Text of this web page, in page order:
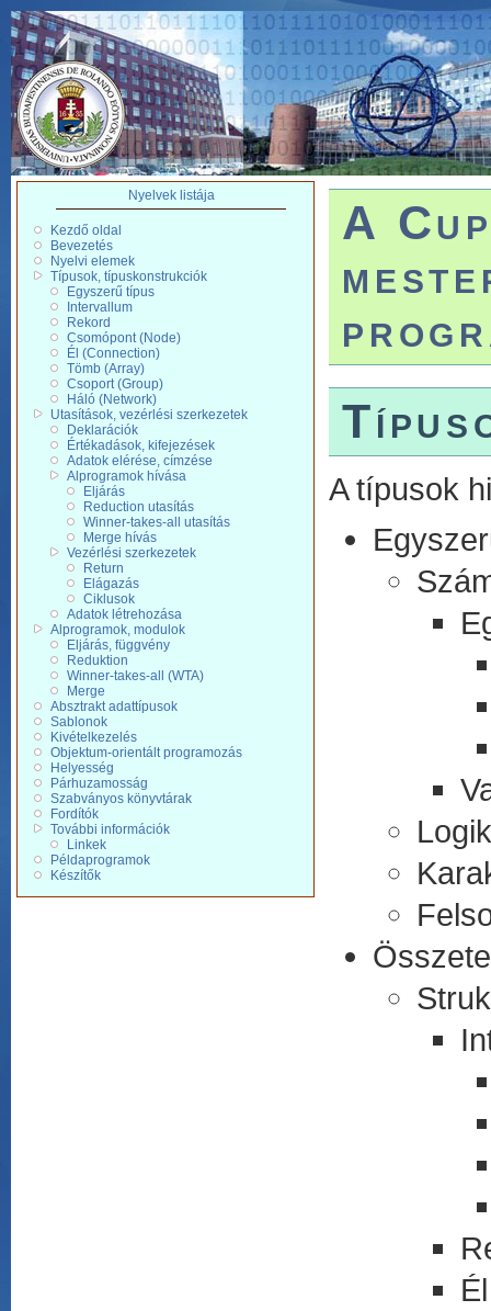
Nyelvek listája
Kezdő oldal
Bevezetés
Nyelvi elemek
Típusok, típuskonstrukciók
Egyszerű típus
Intervallum
Rekord
Csomópont (Node)
Él (Connection)
Tömb (Array)
Csoport (Group)
Háló (Network)
Utasítások, vezérlési szerkezetek
Deklarációk
Értékadások, kifejezések
Adatok elérése, címzése
Alprogramok hívása
Eljárás
Reduction utasítás
Winner-takes-all utasítás
Merge hívás
Vezérlési szerkezetek
Return
Elágazás
Ciklusok
Adatok létrehozása
Alprogramok, modulok
Eljárás, függvény
Reduktion
Winner-takes-all (WTA)
Merge
Absztrakt adattípusok
Sablonok
Kivételkezelés
Objektum-orientált programozás
Helyesség
Párhuzamosság
Szabványos könyvtárak
Fordítók
További információk
Linkek
Példaprogramok
Készítők
A
A típusok